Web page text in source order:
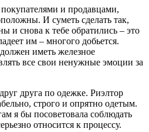
и продавцами,
И суметь сделать так,
и снова к тебе обратились – это
им – многого добьется.
иметь железное
все свои ненужные эмоции за
друга по одежке. Риэлтор
строго и опрятно одетым.
я бы посоветовала соблюдать
относится к процессу.